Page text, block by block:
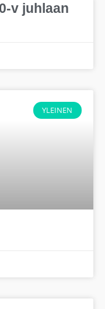
v juhlaan
YLEINEN